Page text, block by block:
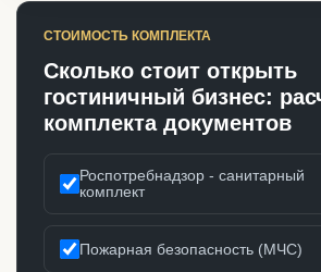
СТОИМОСТЬ КОМПЛЕКТА
Сколько стоит открыть
гостиничный бизнес:
комплекта документов
Роспотребнадзор - санитарный
комплект
Пожарная безопасность (МЧС)